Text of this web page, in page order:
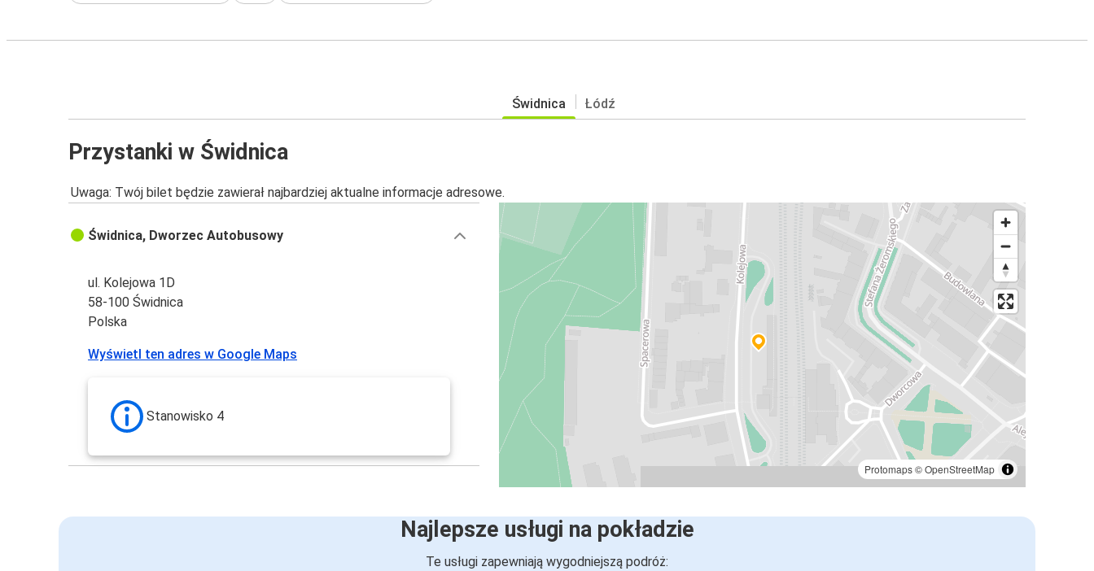
Świdnica Łódź
Przystanki w Świdnica
Uwaga: Twój bilet będzie zawierał najbardziej aktualne informacje adresowe.
Protomaps©OpenStreetMap
Świdnica, Dworzec Autobusowy
ul. Kolejowa 1D
58-100 Świdnica
Polska
Wyświetl ten adres w Google Maps
Stanowisko 4
Najlepsze usługi na pokładzie
Te usługi zapewniają wygodniejszą podróż: